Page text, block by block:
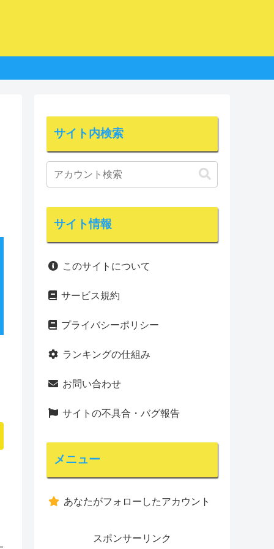
サイト内検索
サイト情報
このサイトについて
サービス規約
プライバシーポリシー
ランキングの仕組み
お問い合わせ
サイトの不具合・バグ報告
メニュー
あなたがフォローしたアカウント
スポンサーリンク